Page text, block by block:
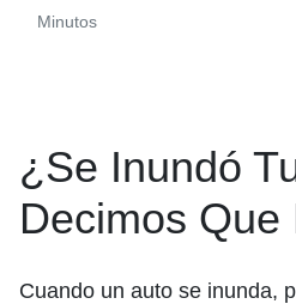
Minutos
¿Se Inundó
Decimos Que
Cuando un auto se inunda,